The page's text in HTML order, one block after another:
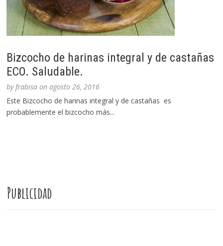
Bizcocho de harinas integral y de castañas
ECO. Saludable.
byfrabisa onagosto 26, 2016
Este Bizcocho de harinas integral y de castañas es
probablemente el bizcocho más...
Publicidad